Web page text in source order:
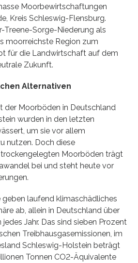
Moorbewirtschaftungen
Kreis Schleswig-Flensburg.
Treene-Sorge-Niederung als
moorreichste Region zum
für die Landwirtschaft auf dem
Zukunft.
Alternativen
der Moorböden in Deutschland
wurden in den letzten
um sie vor allem
nutzen. Doch diese
Moorböden trägt
bei und steht heute vor
laufend klimaschädliches
ab, allein in Deutschland über
Jahr. Das sind sieben Prozent
Treibhausgasemissionen, im
Schleswig-Holstein beträgt
Tonnen CO2-Äquivalente